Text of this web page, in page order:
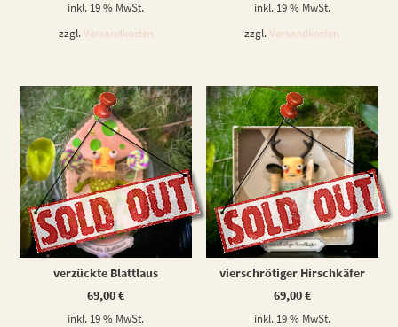
inkl. 19 % MwSt.
zzgl. Versandkosten
inkl. 19 % MwSt.
zzgl.Versandkosten
WEITERLESEN
verzückte Blattlaus
69,00€
inkl. 19 % MwSt.
WEITERLESEN
vierschrötiger Hirschkäfer
69,00€
inkl. 19 % MwSt.